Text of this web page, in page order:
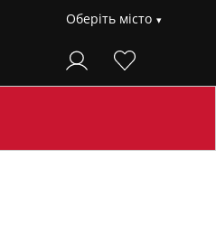
Оберіть місто